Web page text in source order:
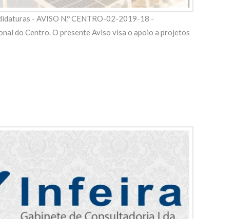
- AVISO N.º CENTRO-02-2019-18 -
do Centro. O presente Aviso visa o apoio a projetos